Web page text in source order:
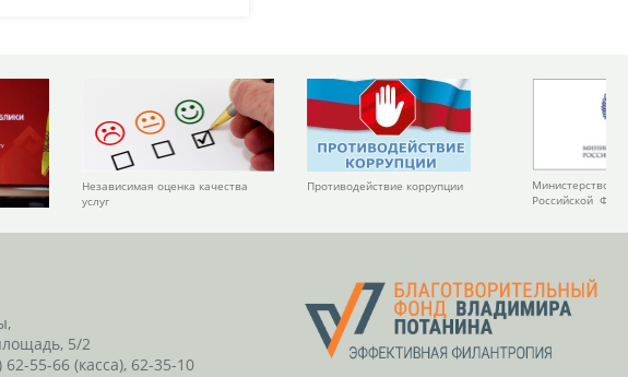
Независимая оценка качества
услуг
Противодействие коррупции
Министерство
Российской
5/2
62-55-66 (касса), 62-35-10